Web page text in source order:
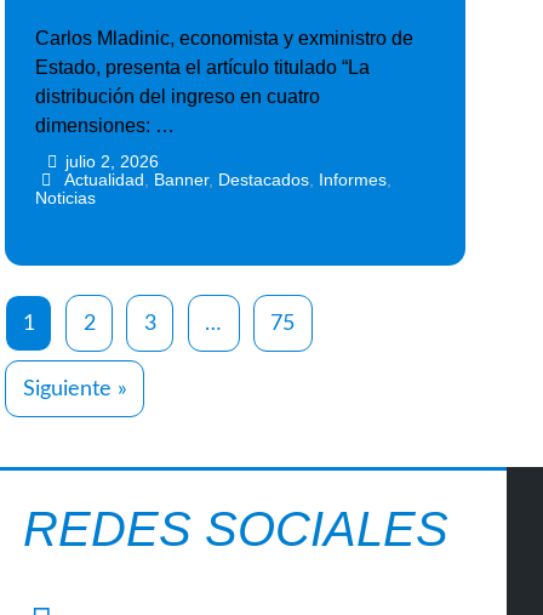
Carlos Mladinic, economista y exministro de
Estado, presenta el artículo titulado “La
distribución del ingreso en cuatro
dimensiones: …
julio 2, 2026
Actualidad Banner, Destacados, Informes,
Noticias
1 2 3 … 75
Siguiente »
REDES SOCIALES